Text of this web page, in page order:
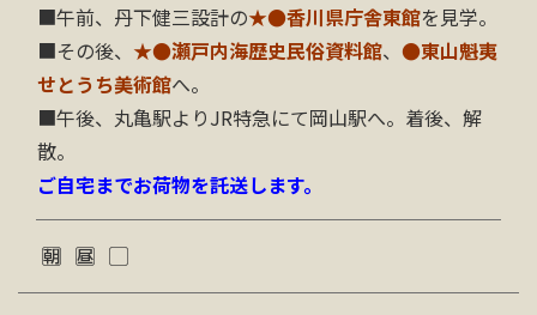
■午前、丹下健三設計の★●香川県庁舎東館を見学。
■その後、 ★●瀬戸内海歴史民俗資料館、 ●東山魁夷
せとうち美術館へ。
■午後、丸亀駅よりJR特急にて岡山駅へ。着後、解
散。
ご自宅までお荷物を託送します。